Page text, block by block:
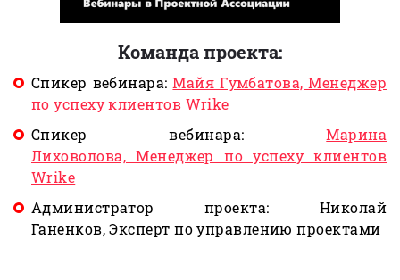
Команда проекта:
Спикер вебинара:Майя Гумбатова, Менеджер
по успеху клиентов Wrike
Спикер вебинара:Марина
Лиховолова, Менеджер по успеху клиентов
Wrike
Администратор проекта: Николай
Ганенков, Эксперт по управлению проектами